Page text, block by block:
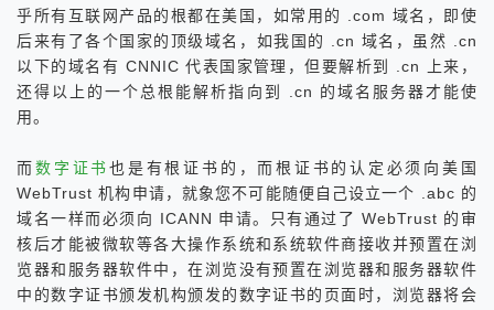
乎所有互联网产品的根都在美国，如常用的 .com 域名，即使
后来有了各个国家的顶级域名，如我国的 .cn 域名，虽然 .cn
以下的域名有 CNNIC 代表国家管理，但要解析到 .cn 上来，
还得以上的一个总根能解析指向到 .cn 的域名服务器才能使
用。
而数字证书也是有根证书的，而根证书的认定必须向美国
WebTrust 机构申请，就象您不可能随便自己设立一个 .abc 的
域名一样而必须向 ICANN 申请。只有通过了 WebTrust 的审
核后才能被微软等各大操作系统和系统软件商接收并预置在浏
览器和服务器软件中，在浏览没有预置在浏览器和服务器软件
中的数字证书颁发机构颁发的数字证书的页面时，浏览器将会